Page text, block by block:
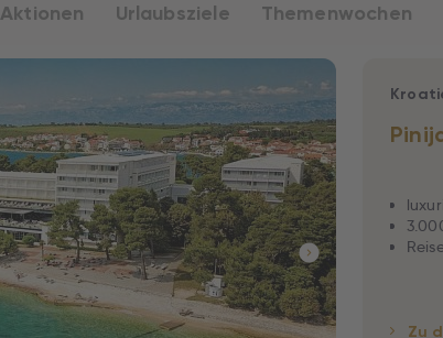
Aktionen Urlaubsziele Themenwochen
Zu